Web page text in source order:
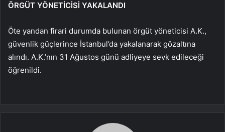
ÖRGÜT YÖNETİCİSİ YAKALANDI
Öte yandan firari durumda bulunan örgüt yöneticisi A.K.,
güvenlik güçlerince İstanbul’da yakalanarak gözaltına
alındı. A.K.’nın 31 Ağustos günü adliyeye sevk edileceği
öğrenildi.